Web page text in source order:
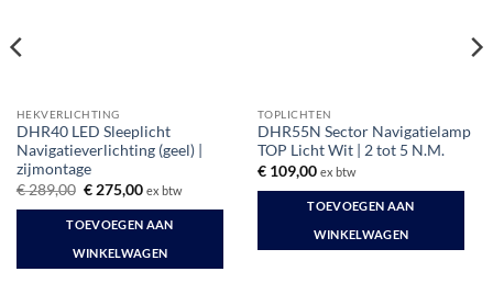
HEKVERLICHTING
DHR40 LED Sleeplicht
Navigatieverlichting (geel) |
zijmontage
€289,00 Oorspronkelijke
was:
€ 289,00.
€275,00Huidige
is:
€ 275,00.
ex btw
TOEVOEGEN AAN
WINKELWAGEN
TOPLICHTEN
DHR55N Sector Navigatielamp
TOP Licht Wit | 2 tot 5 N.M.
€109,00 ex btw
TOEVOEGEN AAN
WINKELWAGEN